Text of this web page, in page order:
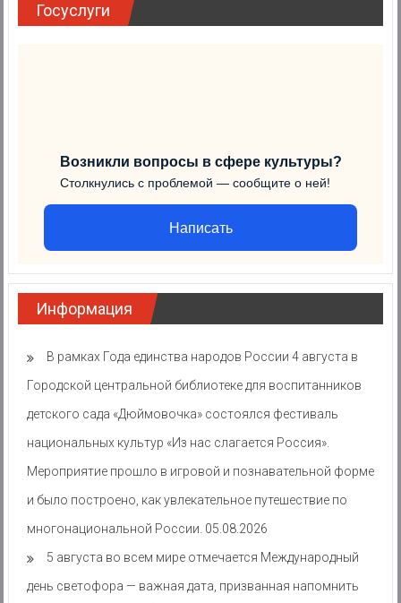
Госуслуги
Возникли вопросы в сфере культуры?
Столкнулись с проблемой — сообщите о ней!
Написать
Информация
В рамках Года единства народов России 4 августа в
Городской центральной библиотеке для воспитанников
детского сада «Дюймовочка» состоялся фестиваль
национальных культур «Из нас слагается Россия».
Мероприятие прошло в игровой и познавательной форме
и было построено, как увлекательное путешествие по
многонациональной России. 05.08.2026
5 августа во всем мире отмечается Международный
день светофора — важная дата, призванная напомнить